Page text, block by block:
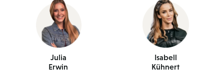
Julia
Erwin
Isabell
Kühnert